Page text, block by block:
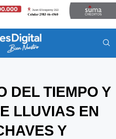
DEL TIEMPO Y
LLUVIAS EN
Y